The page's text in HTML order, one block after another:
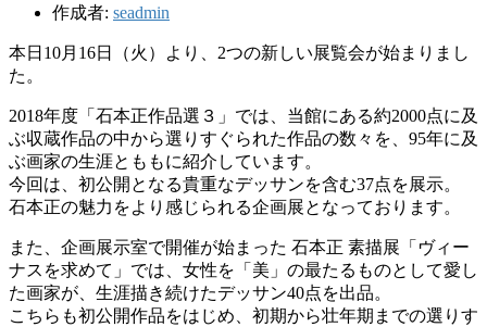
作成者: seadmin
本日10月16日（火）より、2つの新しい展覧会が始まりまし
た。
2018年度「石本正作品選３」では、当館にある約2000点に及
ぶ収蔵作品の中から選りすぐられた作品の数々を、95年に及
ぶ画家の生涯とももに紹介しています。
今回は、初公開となる貴重なデッサンを含む37点を展示。
石本正の魅力をより感じられる企画展となっております。
また、企画展示室で開催が始まった 石本正 素描展「ヴィー
ナスを求めて」では、女性を「美」の最たるものとして愛し
た画家が、生涯描き続けたデッサン40点を出品。
こちらも初公開作品をはじめ、初期から壮年期までの選りす